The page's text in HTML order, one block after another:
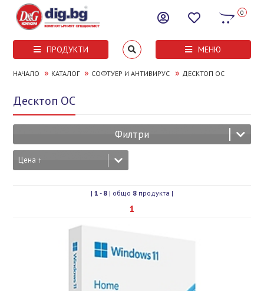
0
ПРОДУКТИ МЕНЮ
НАЧАЛО » КАТАЛОГ » СОФТУЕР И АНТИВИРУС » ДЕСКТОП ОС
Десктоп ОС
Филтри
Цена ↑
| 1 - 8 | общо 8 продукта |
1